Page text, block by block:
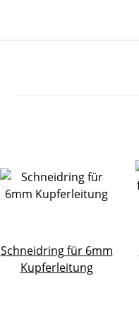
Schneidring für 6mm
Kupferleitung